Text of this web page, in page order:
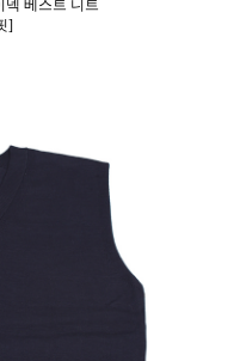
넥 베스트 니트
]